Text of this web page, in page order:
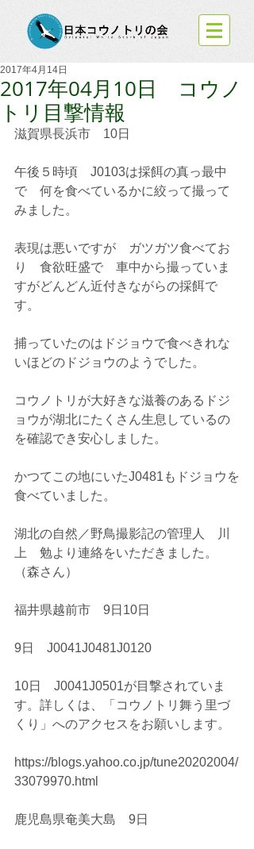
2017年04月10日 コウノ
トリ目撃情報
2017年4月14日
滋賀県長浜市　10日
午後５時頃　J0103は採餌の真っ最中
で　何を食べているかに絞って撮って
みました。
表現は悪いですが　ガツガツ食べてお
り　食欲旺盛で　車中から撮っていま
すがどんどん近付きながらの採餌で
す。
捕っていたのはドジョウで食べきれな
いほどのドジョウのようでした。
コウノトリが大好きな滋養のあるドジ
ョウが湖北にたくさん生息しているの
を確認でき安心しました。
かつてこの地にいたJ0481もドジョウを
食べていました。
湖北の自然／野鳥撮影記の管理人　川
上　勉より連絡をいただきました。
（森さん）
福井県越前市　9日10日
9日　J0041J0481J0120
10日　J0041J0501が目撃されていま
す。詳しくは、「コウノトリ舞う里づ
くり」へのアクセスをお願いします。
https://blogs.yahoo.co.jp/tune20202004/
33079970.html
鹿児島県奄美大島　9日